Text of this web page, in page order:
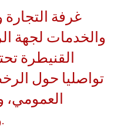
غرفة التجارة
والخدمات لجهة
القنيطرة
تواصليا حول
العمومي،
والواقيات الشمسية.